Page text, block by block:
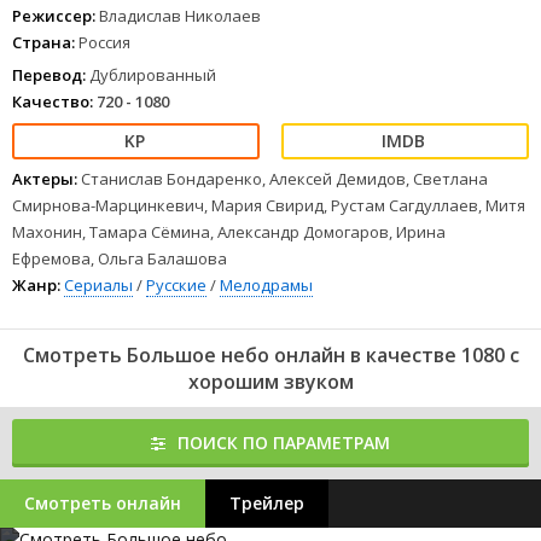
1234 5 67 8
Режиссер:Владислав Николаев
Страна:Россия
Перевод: Дублированный
Качество: 720 - 1080
Актеры: Станислав Бондаренко, Алексей Демидов, Светлана
Смирнова-Марцинкевич, Мария Свирид, Рустам Сагдуллаев, Митя
Махонин, Тамара Сёмина, Александр Домогаров, Ирина
Ефремова, Ольга Балашова
Жанр:Сериалы /Русские /Мелодрамы
Смотреть Большое небо онлайн в качестве 1080 с
хорошим звуком
ПОИСК ПО ПАРАМЕТРАМ
Смотреть онлайн Трейлер